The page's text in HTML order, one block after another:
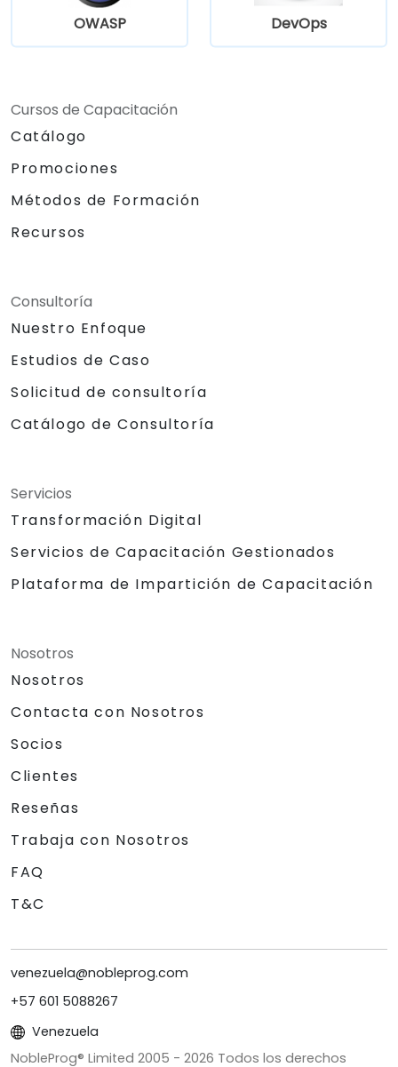
OWASP DevOps
Cursos de Capacitación
Catálogo
Promociones
Métodos de Formación
Recursos
Consultoría
Nuestro Enfoque
Estudios de Caso
Solicitud de consultoría
Catálogo de Consultoría
Servicios
Transformación Digital
Servicios de Capacitación Gestionados
Plataforma de Impartición de Capacitación
Nosotros
Nosotros
Contacta con Nosotros
Socios
Clientes
Reseñas
Trabaja con Nosotros
FAQ
T&C
venezuela@nobleprog.com
+57 601 5088267
Venezuela
NobleProg® Limited 2005 - 2026 Todos los derechos